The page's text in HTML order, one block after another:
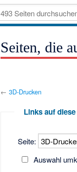
Seiten, die
←3D-Drucken
Links auf
Seite:
Auswahl